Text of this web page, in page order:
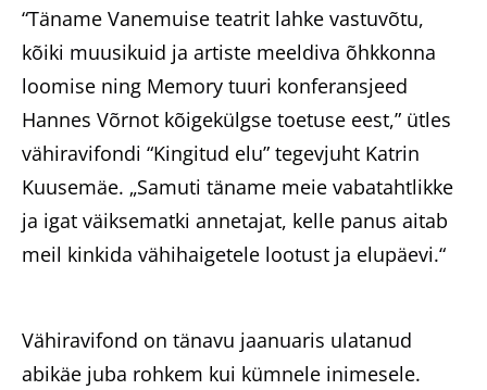
“Täname Vanemuise teatrit lahke vastuvõtu,
kõiki muusikuid ja artiste meeldiva õhkkonna
loomise ning Memory tuuri konferansjeed
Hannes Võrnot kõigekülgse toetuse eest,” ütles
vähiravifondi “Kingitud elu” tegevjuht Katrin
Kuusemäe. „Samuti täname meie vabatahtlikke
ja igat väiksematki annetajat, kelle panus aitab
meil kinkida vähihaigetele lootust ja elupäevi.“
Vähiravifond on tänavu jaanuaris ulatanud
abikäe juba rohkem kui kümnele inimesele.